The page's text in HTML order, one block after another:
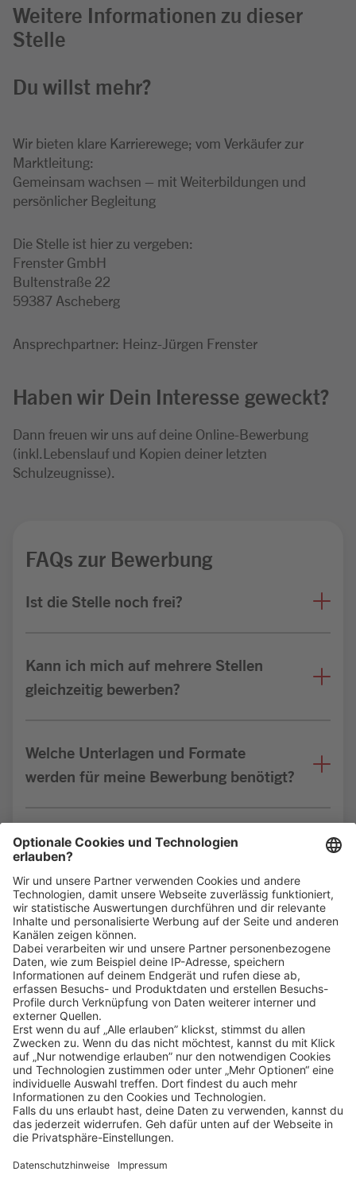
Weitere Informationen zu dieser
Stelle
Du willst mehr?
Wir bieten klare Karrierewege; vom Verkäufer zur
Marktleitung:
Gemeinsam wachsen – mit Weiterbildungen und
persönlicher Begleitung
Die Stelle ist hier zu vergeben:
Frenster GmbH
Bultenstraße 22
59387 Ascheberg
Ansprechpartner: Heinz-Jürgen Frenster
Haben wir Dein Interesse geweckt?
Dann freuen wir uns auf deine Online-Bewerbung
(inkl.Lebenslauf und Kopien deiner letzten
Schulzeugnisse).
FAQs zur Bewerbung
Ist die Stelle noch frei?
Kann ich mich auf mehrere Stellen
gleichzeitig bewerben?
Welche Unterlagen und Formate
werden für meine Bewerbung benötigt?
Bin ich für die Stelle geeignet?
Klickehier, um alle offenen Jobs zu sehen.
Impressum Datenschutz
Privatsphäre-Einstellungen
FAQ
Veranstaltungen
Sitemap